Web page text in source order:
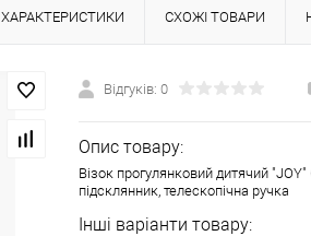
ХАРАКТЕРИСТИКИ СХОЖІ ТОВАРИ
Відгуків: 0
Опис товару:
Візок прогулянковий дитячий
підсклянник, телескопічна ручка
Інші варіанти товару: